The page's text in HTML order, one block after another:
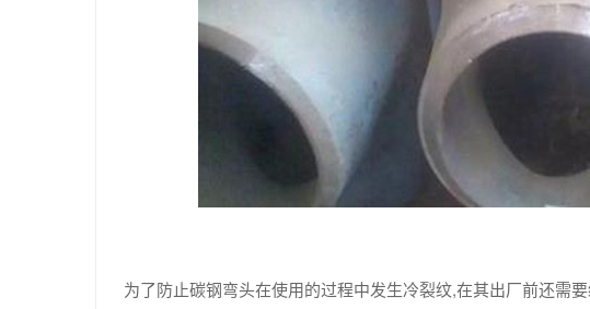
为了防止碳钢弯头在使用的过程中发生冷裂纹,在其出厂前还需